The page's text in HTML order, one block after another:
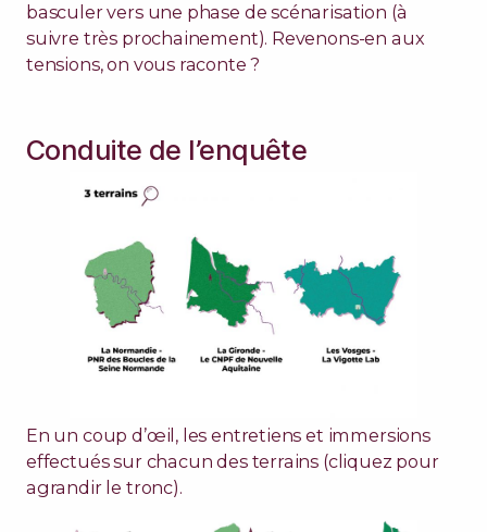
basculer vers une phase de scénarisation (à
suivre très prochainement). Revenons-en aux
tensions, on vous raconte ?
Conduite de l’enquête
En un coup d’œil, les entretiens et immersions
effectués sur chacun des terrains (cliquez pour
agrandir le tronc).